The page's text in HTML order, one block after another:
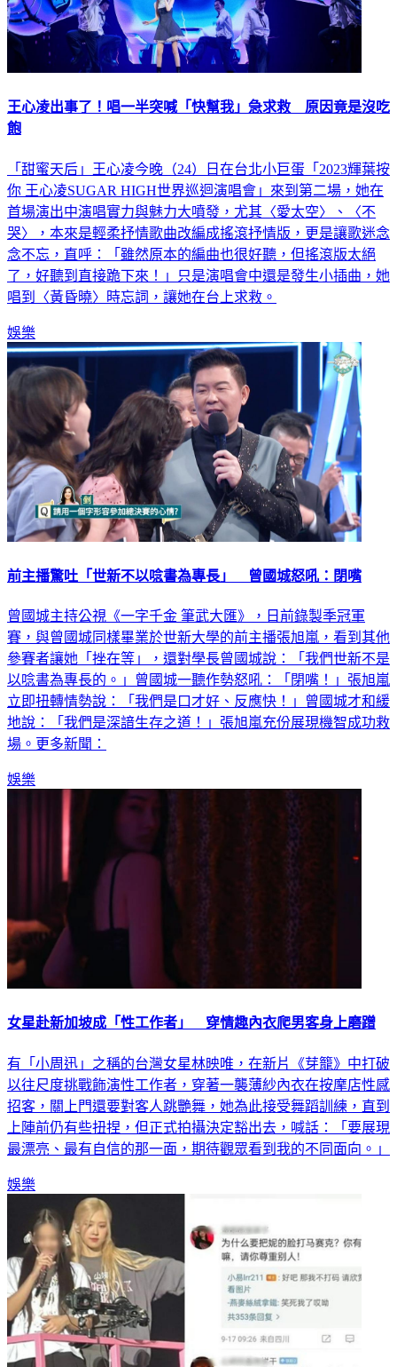
王心凌出事了！唱一半突喊「快幫我」急求救 原因竟是沒吃
飽
「甜蜜天后」王心凌今晚（24）日在台北小巨蛋「2023輝葉按
你 王心凌SUGAR HIGH世界巡迴演唱會」來到第二場，她在
首場演出中演唱實力與魅力大噴發，尤其〈愛太空〉、〈不
哭〉，本來是輕柔抒情歌曲改編成搖滾抒情版，更是讓歌迷念
念不忘，直呼：「雖然原本的編曲也很好聽，但搖滾版太絕
了，好聽到直接跪下來！」只是演唱會中還是發生小插曲，她
唱到〈黃昏曉〉時忘詞，讓她在台上求救。
娛樂
前主播驚吐「世新不以唸書為專長」 曾國城怒吼：閉嘴
曾國城主持公視《一字千金 筆武大匯》，日前錄製季冠軍
賽，與曾國城同樣畢業於世新大學的前主播張旭嵐，看到其他
參賽者讓她「挫在等」，還對學長曾國城說：「我們世新不是
以唸書為專長的。」曾國城一聽作勢怒吼：「閉嘴！」張旭嵐
立即扭轉情勢說：「我們是口才好、反應快！」曾國城才和緩
地說：「我們是深諳生存之道！」張旭嵐充份展現機智成功救
場。更多新聞：
娛樂
女星赴新加坡成「性工作者」 穿情趣內衣爬男客身上磨蹭
有「小周迅」之稱的台灣女星林映唯，在新片《芽籠》中打破
以往尺度挑戰飾演性工作者，穿著一襲薄紗內衣在按摩店性感
招客，關上門還要對客人跳艷舞，她為此接受舞蹈訓練，直到
上陣前仍有些扭捏，但正式拍攝決定豁出去，喊話：「要展現
最漂亮、最有自信的那一面，期待觀眾看到我的不同面向。」
娛樂